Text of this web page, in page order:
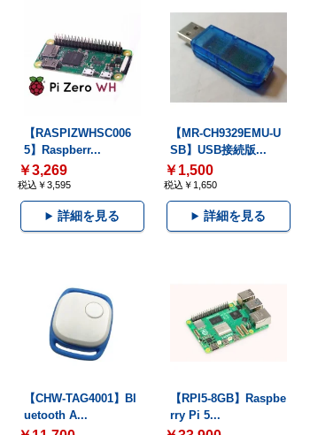
【RASPIZWHSC006
5】Raspberr...
￥3,269
税込￥3,595
詳細を見る
【MR-CH9329EMU-U
SB】USB接続版...
￥1,500
税込￥1,650
詳細を見る
【CHW-TAG4001】Bl
uetooth A...
【RPI5-8GB】Raspbe
rry Pi 5...